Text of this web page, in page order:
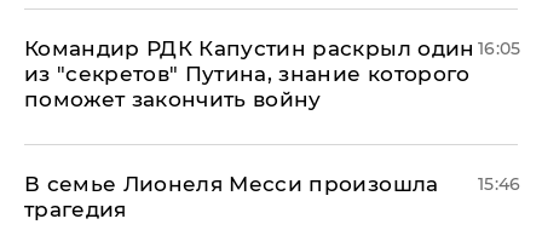
Командир РДК Капустин раскрыл один
из "секретов" Путина, знание которого
поможет закончить войну
16:05
В семье Лионеля Месси произошла
трагедия
15:46